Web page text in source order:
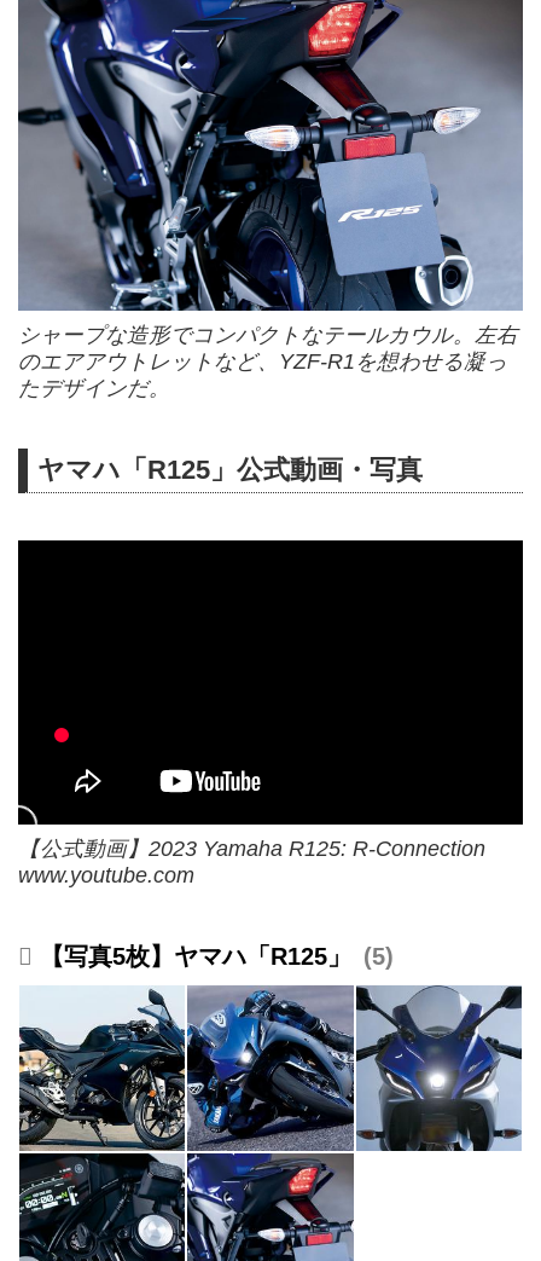
シャープな造形でコンパクトなテールカウル。左右
のエアアウトレットなど、YZF-R1を想わせる凝っ
たデザインだ。
ヤマハ「R125」公式動画・写真
【公式動画】2023 Yamaha R125: R-Connection
www.youtube.com
【写真5枚】ヤマハ「R125」 5